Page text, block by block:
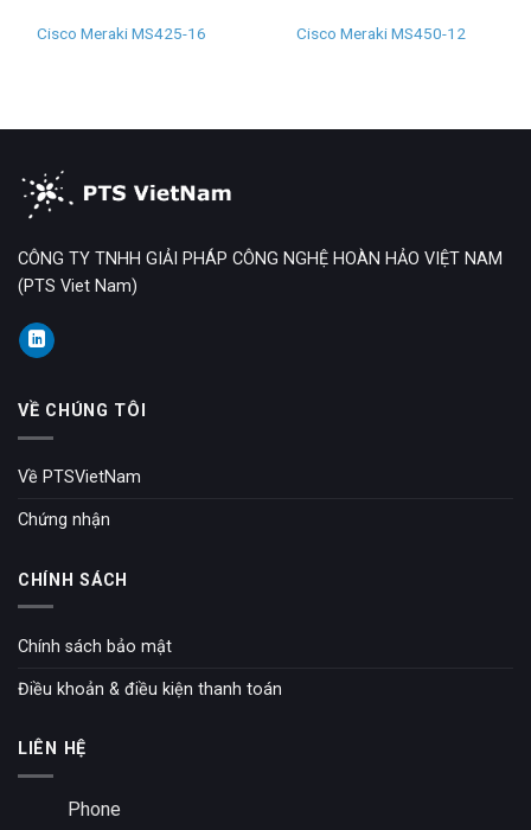
Cisco Meraki MS425-16 Cisco Meraki MS450-12
CÔNG TY TNHH GIẢI PHÁP CÔNG NGHỆ HOÀN HẢO VIỆT NAM
(PTS Viet Nam)
VỀ CHÚNG TÔI
Về PTSVietNam
Chứng nhận
CHÍNH SÁCH
Chính sách bảo mật
Điều khoản & điều kiện thanh toán
LIÊN HỆ
Phone